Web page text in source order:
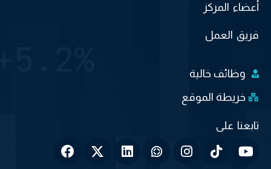
أعضاء المركز
فريق العمل
وظائف خالية
خريطة الموقع